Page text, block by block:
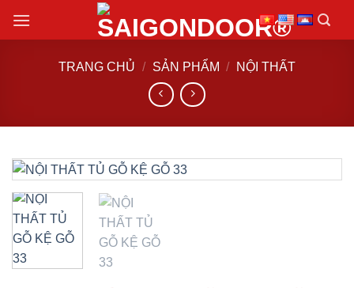
đến
TRANG CHỦ / SẢN PHẨM / NỘI THẤT